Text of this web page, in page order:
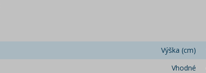
Výška (cm)
Vhodné